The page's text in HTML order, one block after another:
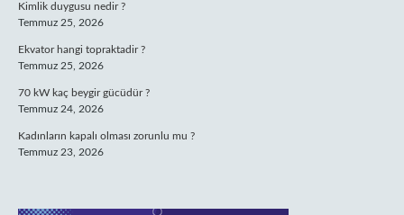
Kimlik duygusu nedir ?
Temmuz 25, 2026
Ekvator hangi topraktadir ?
Temmuz 25, 2026
70 kW kaç beygir gücüdür ?
Temmuz 24, 2026
Kadınların kapalı olması zorunlu mu ?
Temmuz 23, 2026